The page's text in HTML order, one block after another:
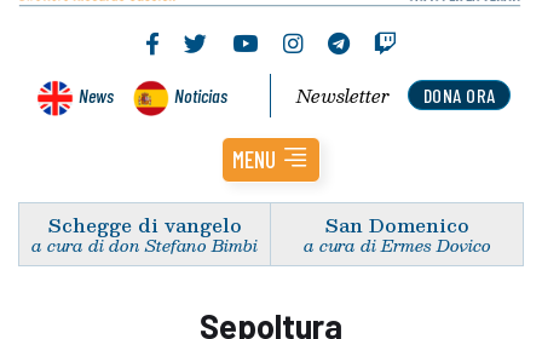
News Noticias DONA ORA
Newsletter
MENU
Schegge di vangelo
a cura di don Stefano Bimbi
San Domenico
a cura di Ermes Dovico
Sepoltura